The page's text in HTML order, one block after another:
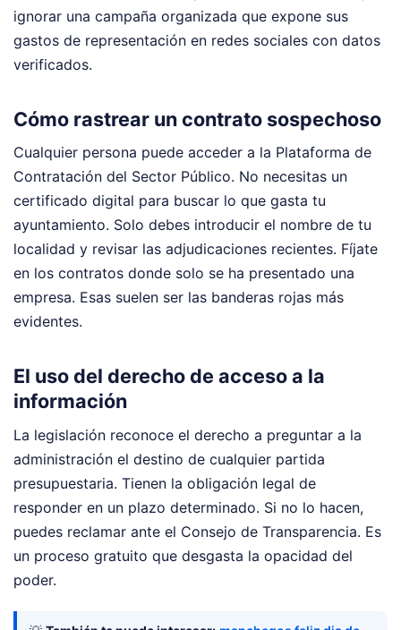
ignorar una campaña organizada que expone sus
gastos de representación en redes sociales con datos
verificados.
Cómo rastrear un contrato sospechoso
Cualquier persona puede acceder a la Plataforma de
Contratación del Sector Público. No necesitas un
certificado digital para buscar lo que gasta tu
ayuntamiento. Solo debes introducir el nombre de tu
localidad y revisar las adjudicaciones recientes. Fíjate
en los contratos donde solo se ha presentado una
empresa. Esas suelen ser las banderas rojas más
evidentes.
El uso del derecho de acceso a la
información
La legislación reconoce el derecho a preguntar a la
administración el destino de cualquier partida
presupuestaria. Tienen la obligación legal de
responder en un plazo determinado. Si no lo hacen,
puedes reclamar ante el Consejo de Transparencia. Es
un proceso gratuito que desgasta la opacidad del
poder.